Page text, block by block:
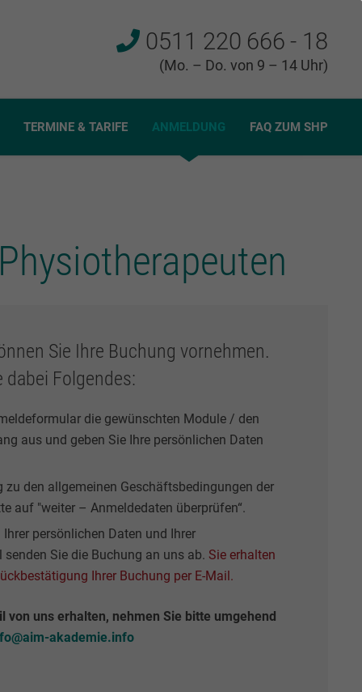
0511 220 666 - 18
(Mo. – Do. von 9 – 14 Uhr)
TERMINE & TARIFE ANMELDUNG FAQ ZUM SHP
Sie Ihre Buchung vornehmen.
dabei Folgendes:
die gewünschten Module / den
aus und geben Sie Ihre persönlichen Daten
den allgemeinen Geschäftsbedingungen der
auf "weiter – Anmeldedaten überprüfen“.
persönlichen Daten und Ihrer
Sie die Buchung an uns ab. Sie erhalten
Ihrer Buchung per E-Mail.
von uns erhalten, nehmen Sie bitte umgehend
akademie.info